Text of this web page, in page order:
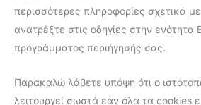
περισσότερες πληροφορίες σχετικά
ανατρέξτε στις οδηγίες στην ενότητα
προγράμματος περιήγησής σας.
Παρακαλώ λάβετε υπόψη ότι ο
λειτουργεί σωστά εάν όλα τα cookies